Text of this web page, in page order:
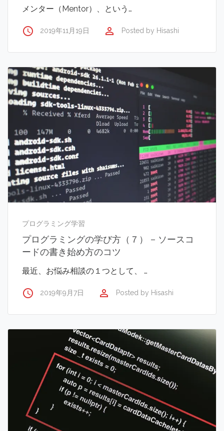
メンター（Mentor）、という…
access_time 2019年11月19日 perm_identity Posted by Hisashi
プログラミング学習
プログラミングの学び方（７） – ソースコ
ードの書き始め方のコツ
最近、お悩み相談の１つとして、 …
access_time 2019年9月7日 perm_identity Posted by Hisashi